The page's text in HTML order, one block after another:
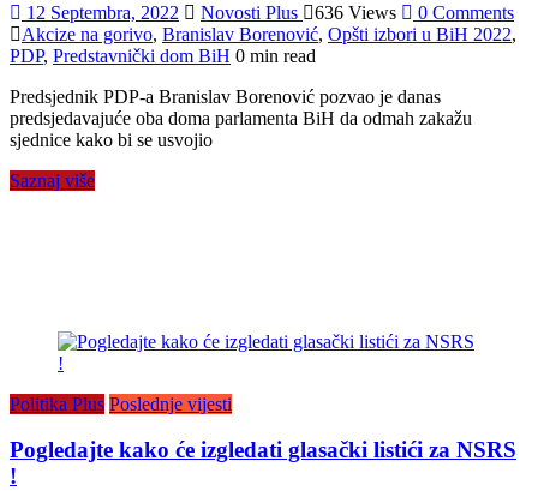
12 Septembra, 2022 Novosti Plus 636 Views
0 Comments
Akcize na gorivo, Branislav Borenović, Opšti izbori u BiH 2022,
PDP, Predstavnički dom BiH 0 min read
Predsjednik PDP-a Branislav Borenović pozvao je danas
predsjedavajuće oba doma parlamenta BiH da odmah zakažu
sjednice kako bi se usvojio
Saznaj više
Politika Plus Poslednje vijesti
Pogledajte kako će izgledati glasački listići za NSRS
!